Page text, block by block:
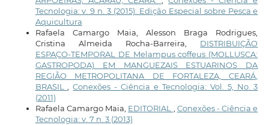
Tecnologia: v. 9 n. 3 (2015): Edição Especial sobre Pesca e
Aquicultura
Rafaela Camargo Maia, Alesson Braga Rodrigues,
Cristina Almeida Rocha-Barreira, DISTRIBUIÇÃO
ESPAÇO-TEMPORAL DE Melampus coffeus (MOLLUSCA:
GASTROPODA) EM MANGUEZAIS ESTUARINOS DA
REGIÃO METROPOLITANA DE FORTALEZA, CEARÁ,
BRASIL
,Conexões - Ciência e Tecnologia: Vol. 5, No. 3
(2011)
Rafaela Camargo Maia, EDITORIAL
Conexões - Ciência e
Tecnologia: v. 7 n. 3 (2013)